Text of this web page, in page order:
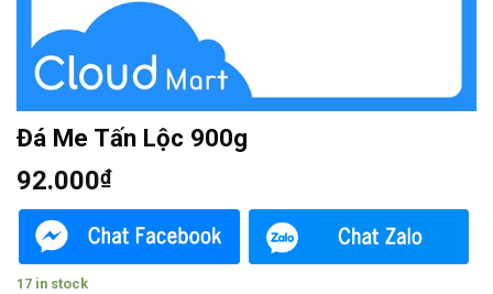
Đá Me Tấn Lộc 900g
92.000₫
17 in stock